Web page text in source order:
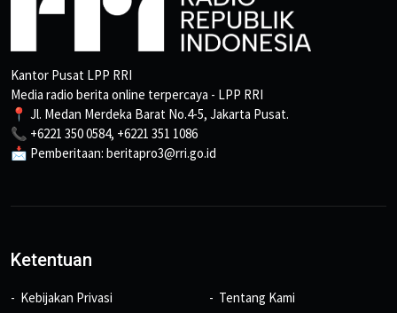
Kantor Pusat LPP RRI
Media radio berita online terpercaya - LPP RRI
📍 Jl. Medan Merdeka Barat No.4-5, Jakarta Pusat.
📞 +6221 350 0584, +6221 351 1086
📩 Pemberitaan: beritapro3@rri.go.id
Ketentuan
Kebijakan Privasi
Tentang Kami